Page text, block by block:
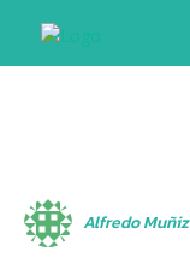
Alfredo Muñiz